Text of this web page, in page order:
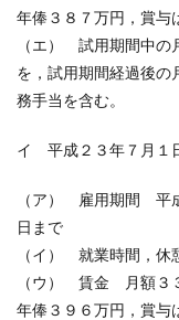
年俸３８７万円，賞与
（エ） 試用期間中の
を，試用期間経過後の
務手当を含む。
イ 平成２３年７月１
（ア） 雇用期間 平
日まで
（イ） 就業時間，
（ウ） 賃金 月額３
年俸３９６万円，賞与